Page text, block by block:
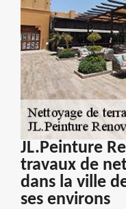
JL.Peinture
travaux de
dans la ville
ses environs